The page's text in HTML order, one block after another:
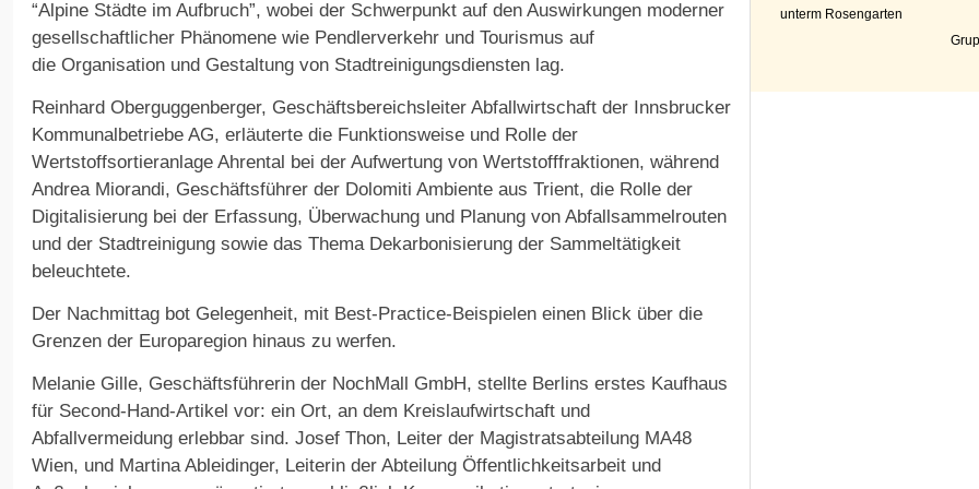
“Alpine Städte im Aufbruch”, wobei der Schwerpunkt auf den Auswirkungen moderner
gesellschaftlicher Phänomene wie Pendlerverkehr und Tourismus auf
die Organisation und Gestaltung von Stadtreinigungsdiensten lag.
Reinhard Oberguggenberger, Geschäftsbereichsleiter Abfallwirtschaft der Innsbrucker
Kommunalbetriebe AG, erläuterte die Funktionsweise und Rolle der
Wertstoffsortieranlage Ahrental bei der Aufwertung von Wertstofffraktionen, während
Andrea Miorandi, Geschäftsführer der Dolomiti Ambiente aus Trient, die Rolle der
Digitalisierung bei der Erfassung, Überwachung und Planung von Abfallsammelrouten
und der Stadtreinigung sowie das Thema Dekarbonisierung der Sammeltätigkeit
beleuchtete.
Der Nachmittag bot Gelegenheit, mit Best-Practice-Beispielen einen Blick über die
Grenzen der Europaregion hinaus zu werfen.
Melanie Gille, Geschäftsführerin der NochMall GmbH, stellte Berlins erstes Kaufhaus
für Second-Hand-Artikel vor: ein Ort, an dem Kreislaufwirtschaft und
Abfallvermeidung erlebbar sind. Josef Thon, Leiter der Magistratsabteilung MA48
Wien, und Martina Ableidinger, Leiterin der Abteilung Öffentlichkeitsarbeit und
unterm Rosengarten